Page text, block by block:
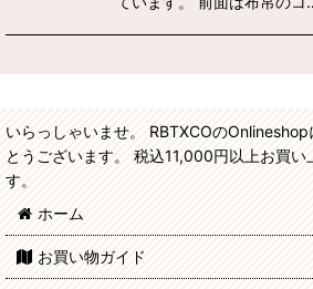
いらっしゃいませ。 RBTXCOの
とうございます。 税込11,000円以上お買
す。
ホーム
お買い物ガイド